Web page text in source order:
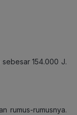
154.000 J.
rumus-rumusnya.